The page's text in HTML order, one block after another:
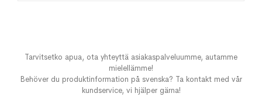
Tarvitsetko apua, ota yhteyttä asiakaspalveluumme, autamme
mielellämme!
Behöver du produktinformation på svenska? Ta kontakt med vår
kundservice, vi hjälper gärna!